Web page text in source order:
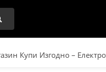
Купи Изгодно –